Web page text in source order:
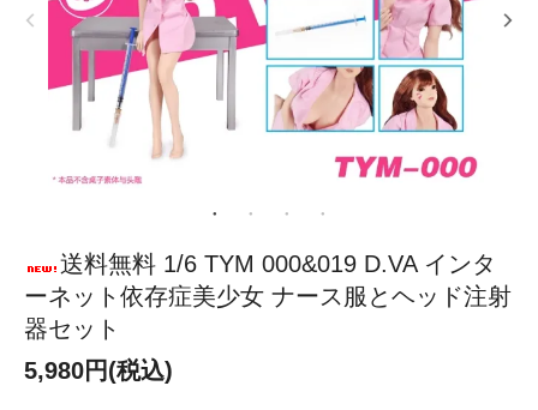
送料無料 1/6 TYM 000&019 D.VA インタ
ーネット依存症美少女 ナース服とヘッド注射
器セット
5,980円(税込)